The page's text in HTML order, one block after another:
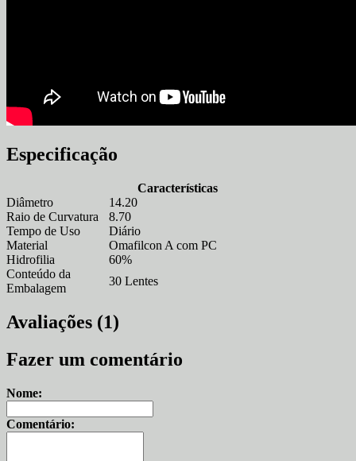
Especificação
Características
Diâmetro
14.20
Raio de Curvatura
8.70
Tempo de Uso
Diário
Material
Omafilcon A com PC
Hidrofilia
60%
Conteúdo da
Embalagem
30 Lentes
Avaliações (1)
Fazer um comentário
Nome:
Comentário: